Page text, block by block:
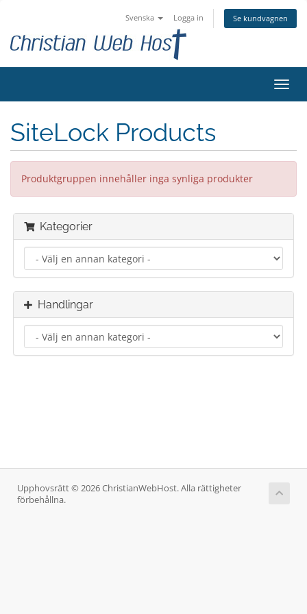
Svenska Logga in Se kundvagnen
Växla
SiteLock Products
Produktgruppen innehåller inga synliga produkter
Kategorier
Handlingar
Upphovsrätt © 2026 ChristianWebHost. Alla rättigheter
förbehållna.